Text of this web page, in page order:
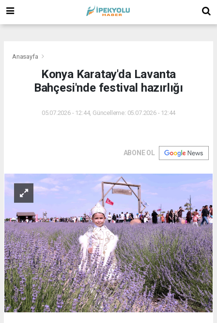
Anasayfa
Konya Karatay'da Lavanta
Bahçesi'nde festival hazırlığı
05.07.2026 - 12:44, Güncelleme: 05.07.2026 - 12:44
ABONE OL